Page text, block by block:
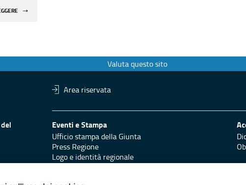
Valuta questo sito
Area riservata
Eventi e Stampa
Ufficio stampa della Giunta
Press Regione
Logo e identità regionale